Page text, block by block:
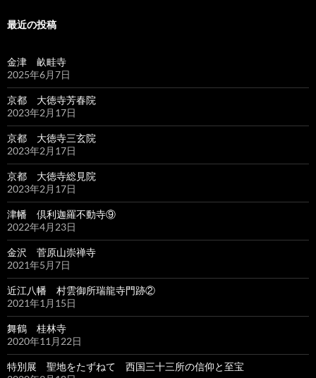
最近の投稿
金津 畝畦寺
2025年6月7日
京都 大徳寺芳春院
2023年2月17日
京都 大徳寺三玄院
2023年2月17日
京都 大徳寺総見院
2023年2月17日
津幡 倶利迦羅不動寺⑨
2022年4月23日
金沢 菅原山崇禅寺
2021年5月7日
近江八幡 村雲御所瑞龍寺門跡②
2021年1月15日
舞鶴 桂林寺
2020年11月22日
特別展 聖地をたずねて 西国三十三所の信仰と至宝